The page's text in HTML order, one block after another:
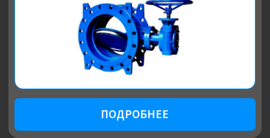
ПОДРОБНЕЕ
ЗАПОРНАЯ АРМАТУРА ТЕХНИЧЕСКАЯ
ДОКУМЕНТАЦИЯ